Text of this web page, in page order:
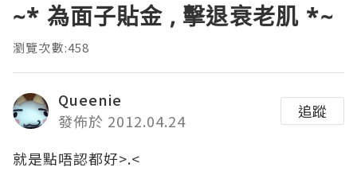
~* 為面子貼金 , 擊退衰老肌 *~
瀏覽次數:458
Queenie
發佈於 2012.04.24
追蹤
就是點唔認都好>.<